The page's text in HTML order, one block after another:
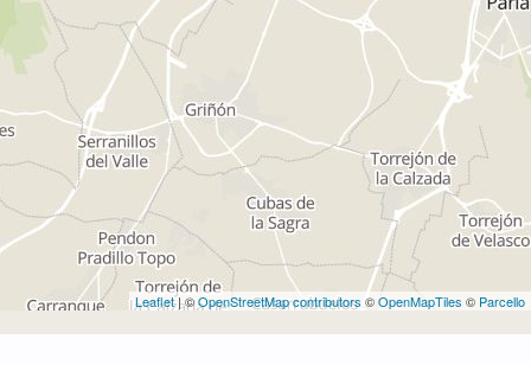
Leaflet| ©OpenStreetMap contributors ©OpenMapTiles © Parcello